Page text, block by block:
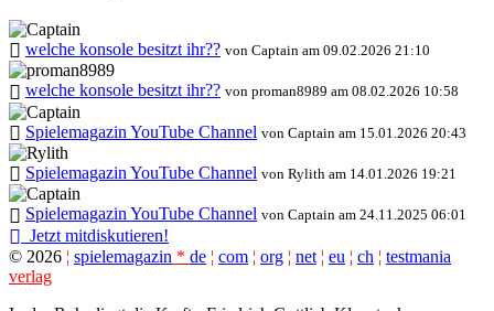
welche konsole besitzt ihr?? von Captain am 09.02.2026 21:10
welche konsole besitzt ihr?? von proman8989 am 08.02.2026 10:58
Spielemagazin YouTube Channel von Captain am 15.01.2026 20:43
Spielemagazin YouTube Channel von Rylith am 14.01.2026 19:21
Spielemagazin YouTube Channel von Captain am 24.11.2025 06:01
Jetzt mitdiskutieren!
© 2026 ¦ spielemagazin * de ¦ com ¦ org ¦ net ¦ eu ¦ ch ¦ testmania
verlag